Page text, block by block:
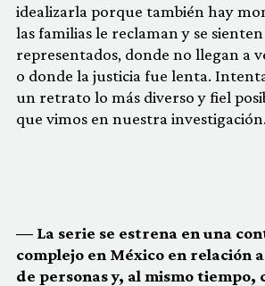
idealizarla porque también hay
las familias le reclaman y se
representados, donde no llegan a
o donde la justicia fue lenta.
un retrato lo más diverso y fiel
que vimos en nuestra investigación.
— La serie se estrena en una
complejo en México en relación
de personas y, al mismo tiempo,